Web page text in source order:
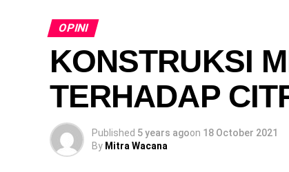
OPINI
KONSTRUKSI
TERHADAP
Published 5 years agoon 18 October 2021
By Mitra Wacana